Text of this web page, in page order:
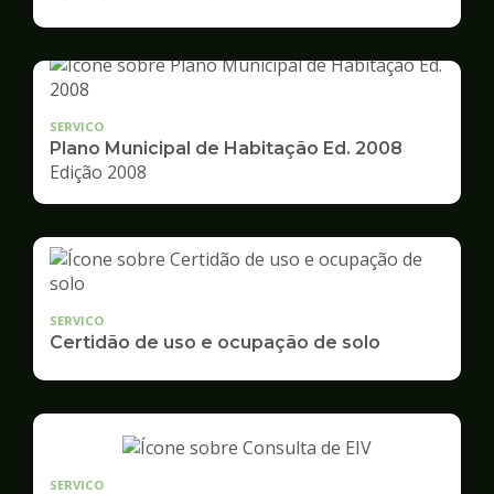
Desenvolvimento
Urbano
SERVICO
Plano Municipal de Habitação Ed. 2008
Edição 2008
SERVICO
Certidão de uso e ocupação de solo
SERVICO